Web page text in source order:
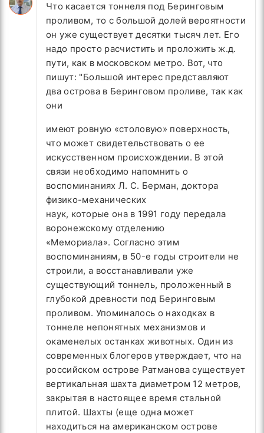
Что касается тоннеля под Беринговым
проливом, то с большой долей вероятности
он уже существует десятки тысяч лет. Его
надо просто расчистить и проложить ж.д.
пути, как в московском метро. Вот, что
пишут: "Большой интерес представляют
два острова в Беринговом проливе, так как
они
имеют ровную «столовую» поверхность,
что может свидетельствовать о ее
искусственном происхождении. В этой
связи необходимо напомнить о
воспоминаниях Л. С. Берман, доктора
физико-механических
наук, которые она в 1991 году передала
воронежскому отделению
«Мемориала». Согласно этим
воспоминаниям, в 50-е годы строители не
строили, а восстанавливали уже
существующий тоннель, проложенный в
глубокой древности под Беринговым
проливом. Упоминалось о находках в
тоннеле непонятных механизмов и
окаменелых останках животных. Один из
современных блогеров утверждает, что на
российском острове Ратманова существует
вертикальная шахта диаметром 12 метров,
закрытая в настоящее время стальной
плитой. Шахты (еще одна может
находиться на американском острове